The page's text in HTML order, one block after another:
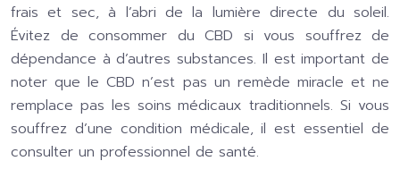
frais et sec, à l’abri de la lumière directe du soleil.
Évitez de consommer du CBD si vous souffrez de
dépendance à d’autres substances. Il est important de
noter que le CBD n’est pas un remède miracle et ne
remplace pas les soins médicaux traditionnels. Si vous
souffrez d’une condition médicale, il est essentiel de
consulter un professionnel de santé.